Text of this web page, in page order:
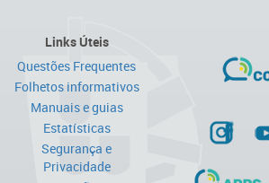
Links Úteis
Questões Frequentes
Folhetos informativos
Manuais e guias
Estatísticas
Segurança e
Privacidade